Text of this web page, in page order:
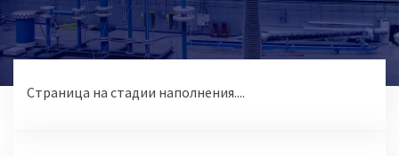
Страница на стадии наполнения....